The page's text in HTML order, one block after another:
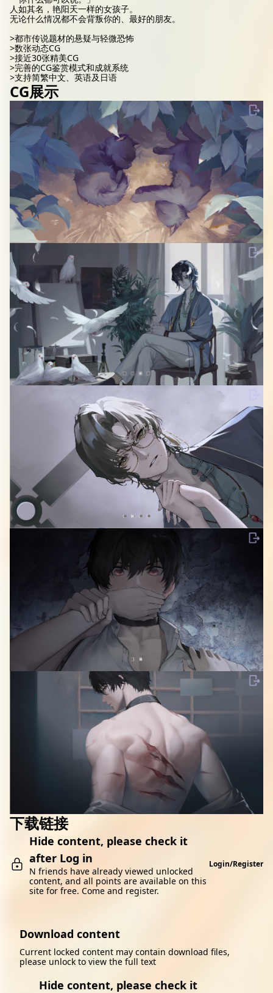
人如其名，艳阳天一样的女孩子。
无论什么情况都不会背叛你的、最好的朋友。
>都市传说题材的悬疑与轻微恐怖
>数张动态CG
>接近30张精美CG
>完善的CG鉴赏模式和成就系统
>支持简繁中文、英语及日语
CG展示
下载链接
Hide content, please check it
after Log in
N friends have already viewed unlocked
content, and all points are available on this
site for free. Come and register.
Login/Register
Download content
Current locked content may contain download files,
please unlock to view the full text
Hide content, please check it